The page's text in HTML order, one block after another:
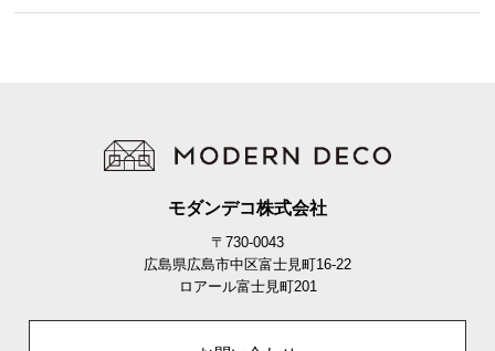
モダンデコ株式会社
〒730-0043
広島県広島市中区富士見町16-22
ロアール富士見町201